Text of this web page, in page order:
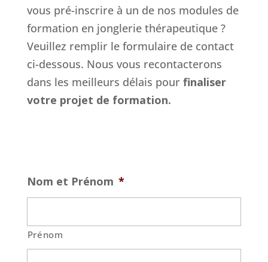
vous pré-inscrire à un de nos modules de
formation en jonglerie thérapeutique ?
Veuillez remplir le formulaire de contact
ci-dessous. Nous vous recontacterons
dans les meilleurs délais pourfinaliser
votre projet de formation.
Nom et Prénom *
Prénom